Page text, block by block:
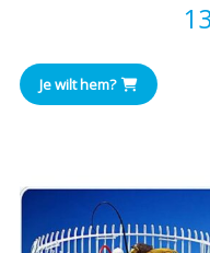
Je wilt hem?